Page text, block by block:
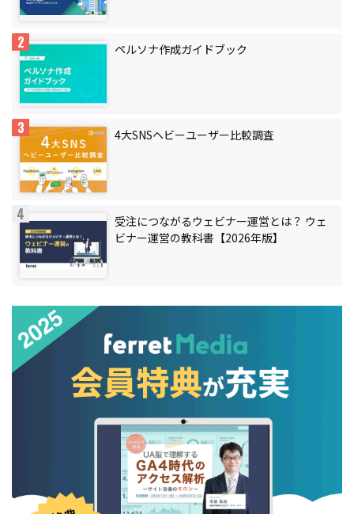
ペルソナ作成ガイドブック
4大SNSヘビーユーザー比較調査
受注につながるウェビナー運営とは？ ウェ
ビナー運営の教科書【2026年版】